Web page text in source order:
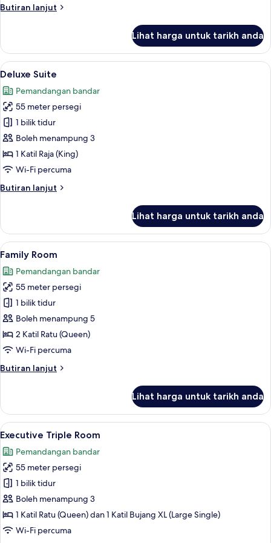
Butiran lanjut
Butiran
Twin
Room
Lihat harga untuk tarikh anda
Lihat
semua
foto
untuk
Deluxe
Suite
Deluxe Suite | Peti besi dalam bilik,
12
Deluxe Suite
Pemandangan bandar
55 meter persegi
1 bilik tidur
Boleh menampung 3
1 Katil Raja (King)
Wi-Fi percuma
Butiran lanjut
Butiran
Suite
Lihat harga untuk tarikh anda
Lihat
semua
foto
untuk
Family
Room
9
Family Room
Pemandangan bandar
55 meter persegi
1 bilik tidur
Boleh menampung 5
2 Katil Ratu (Queen)
Wi-Fi percuma
Butiran lanjut
Butiran
Room
Lihat harga untuk tarikh anda
Lihat
semua
foto
untuk
Executive
Triple
Room
9
Executive Triple Room
Pemandangan bandar
55 meter persegi
1 bilik tidur
Boleh menampung 3
1 Katil Ratu (Queen) dan 1 Katil Bujang XL (Large Single)
Wi-Fi percuma